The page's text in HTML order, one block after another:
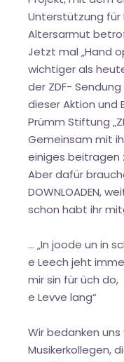
Unterstützung für
Altersarmut
Jetzt mal „Hand
wichtiger als
der ZDF-
dieser Aktion
Prümm Stiftung
Gemeinsam mit
einiges beitragen
Aber dafür
DOWNLOADEN,
schon habt ihr
... „In joode un in
e Leech jeht
mir sin für üch do,
e Levve lang“
Wir bedanken
Musikerkollegen,